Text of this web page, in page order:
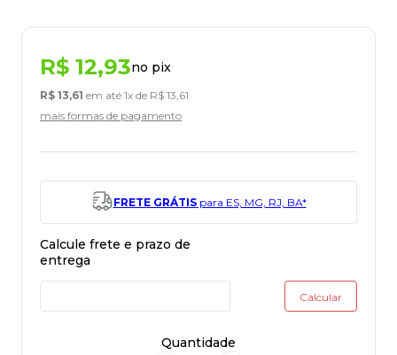
R$ 12,93no pix
R$ 13,61 em até 1x de R$ 13,61
mais formas de pagamento
FRETE GRÁTISpara ES, MG, RJ, BA*
Quantidade